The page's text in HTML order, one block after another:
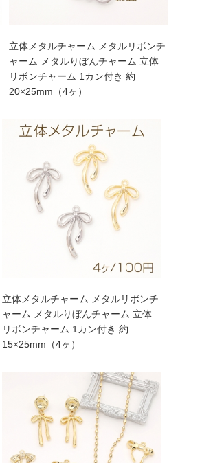
立体メタルチャーム メタルリボンチ
ャーム メタルりぼんチャーム 立体
リボンチャーム 1カン付き 約
20×25mm（4ヶ）
立体メタルチャーム メタルリボンチ
ャーム メタルりぼんチャーム 立体
リボンチャーム 1カン付き 約
15×25mm（4ヶ）